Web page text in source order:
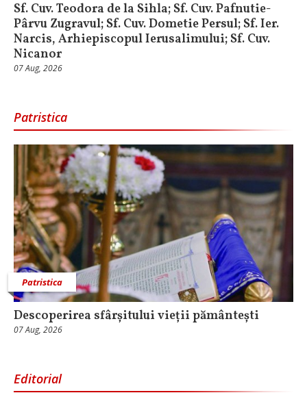
Sf. Cuv. Teodora de la Sihla; Sf. Cuv. Pafnutie-
Pârvu Zugravul; Sf. Cuv. Dometie Persul; Sf. Ier.
Narcis, Arhiepiscopul Ierusalimului; Sf. Cuv.
Nicanor
07 Aug, 2026
Patristica
Patristica
Descoperirea sfârșitului vieții pământești
07 Aug, 2026
Editorial